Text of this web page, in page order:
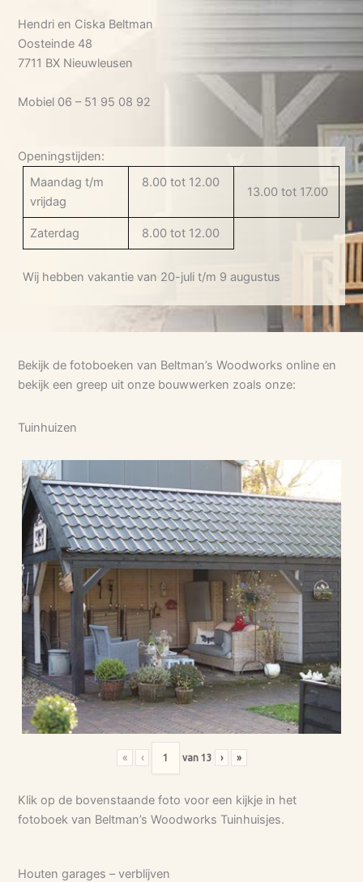
Hendri en Ciska Beltman
Oosteinde 48
7711 BX Nieuwleusen
Mobiel 06 – 51 95 08 92
Openingstijden:
Maandag t/m
vrijdag
8.00 tot 12.00
13.00 tot 17.00
Zaterdag 8.00 tot 12.00
Wij hebben vakantie van 20-juli t/m 9 augustus
Bekijk de fotoboeken van Beltman’s Woodworks online en
bekijk een greep uit onze bouwwerken zoals onze:
Tuinhuizen
« ‹ van 13 › »
Klik op de bovenstaande foto voor een kijkje in het
fotoboek van Beltman’s Woodworks Tuinhuisjes.
Houten garages – verblijven